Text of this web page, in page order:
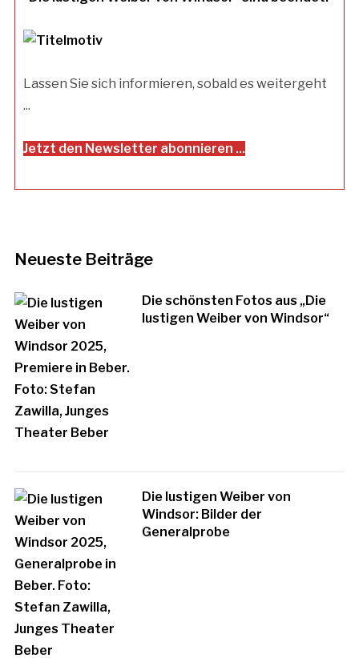
Lassen Sie sich informieren, sobald es weitergeht
...
Jetzt den Newsletter abonnieren ...
Neueste Beiträge
Die schönsten Fotos aus „Die
lustigen Weiber von Windsor“
Die lustigen Weiber von
Windsor: Bilder der
Generalprobe